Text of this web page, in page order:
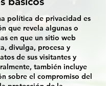
política de privacidad es
que revela algunas o
en que un sitio web
divulga, procesa y
de sus visitantes y
también incluye
sobre el compromiso del